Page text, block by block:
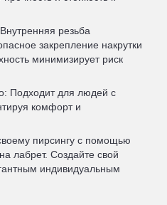
резьба
закрепление накрутки
минимизирует риск
Подходит для людей с
комфорт и
пирсингу с помощью
лабрет. Создайте свой
индивидуальным